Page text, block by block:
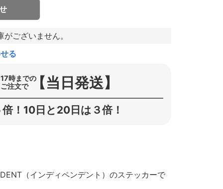
ございません。
る
17時までの
ご注文で 【当日発送】
！10日と20日は３倍！
（インディペンデント）のステッカーで